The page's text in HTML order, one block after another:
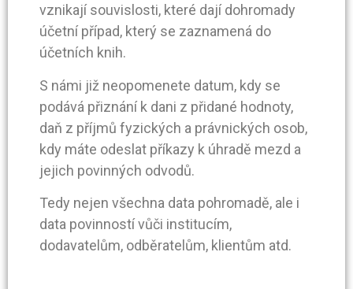
vznikají souvislosti, které dají dohromady
účetní případ, který se zaznamená do
účetních knih.
S námi již neopomenete datum, kdy se
podává přiznání k dani z přidané hodnoty,
daň z příjmů fyzických a právnických osob,
kdy máte odeslat příkazy k úhradě mezd a
jejich povinných odvodů.
Tedy nejen všechna data pohromadě, ale i
data povinností vůči institucím,
dodavatelům, odběratelům, klientům atd.